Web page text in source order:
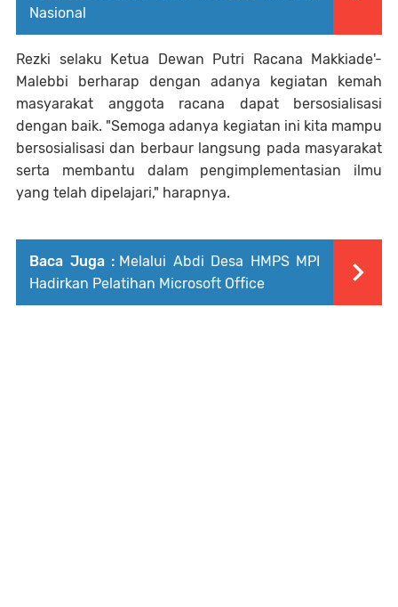
Nasional
Rezki selaku Ketua Dewan Putri Racana Makkiade'-
Malebbi berharap dengan adanya kegiatan kemah
masyarakat anggota racana dapat bersosialisasi
dengan baik. "Semoga adanya kegiatan ini kita mampu
bersosialisasi dan berbaur langsung pada masyarakat
serta membantu dalam pengimplementasian ilmu
yang telah dipelajari," harapnya.
Baca Juga : Melalui Abdi Desa HMPS MPI
Hadirkan Pelatihan Microsoft Office